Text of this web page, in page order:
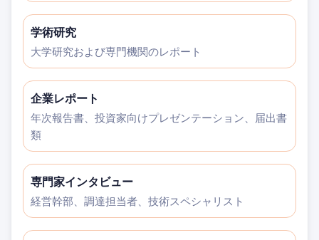
学術研究
大学研究および専門機関のレポート
企業レポート
年次報告書、投資家向けプレゼンテーション、届出書
類
専門家インタビュー
経営幹部、調達担当者、技術スペシャリスト